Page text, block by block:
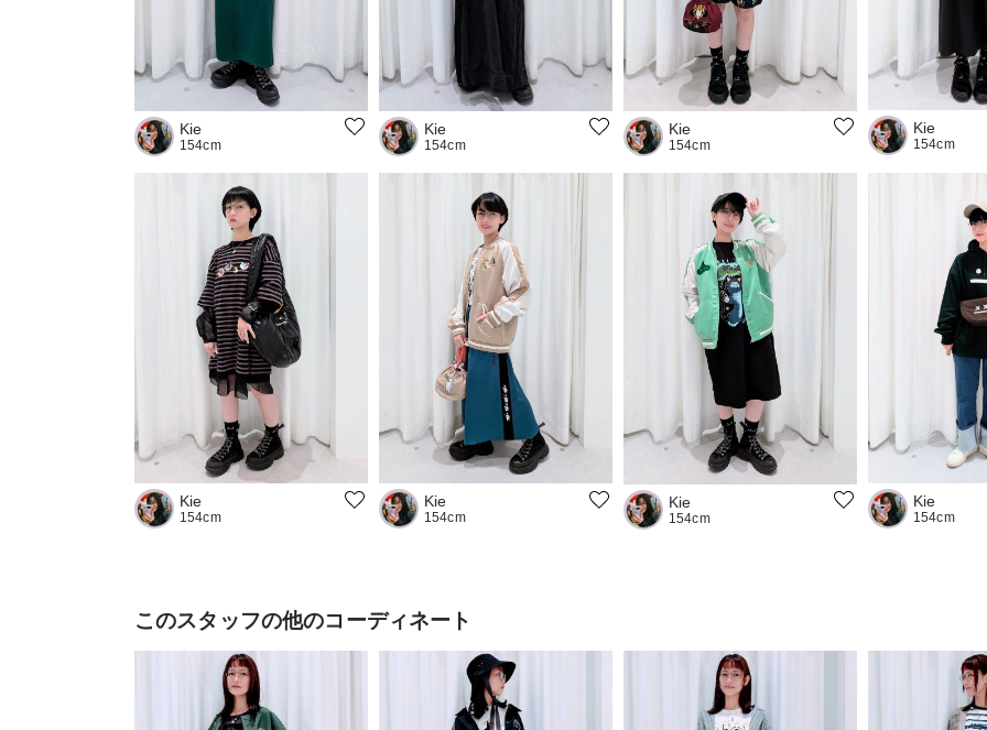
Kie
154cm
Kie
154cm
Kie
154cm
Kie
154cm
Kie
154cm
Kie
154cm
Kie
154cm
Kie
154cm
このスタッフの他のコーディネート